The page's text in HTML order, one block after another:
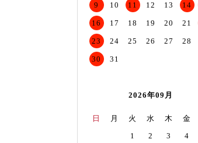
9 10 11 12 13 14
16 17 18 19 20 21
23 24 25 26 27 28
30 31
2026年09月
日 月 火 水 木 金
1
2 3 4